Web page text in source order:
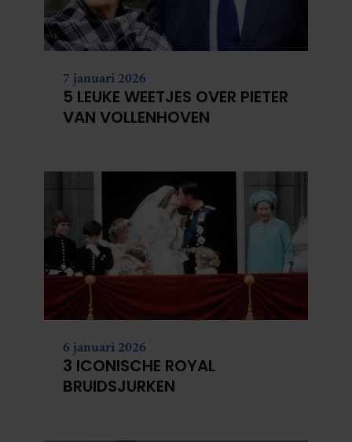
7 januari 2026
5 LEUKE WEETJES OVER PIETER
VAN VOLLENHOVEN
6 januari 2026
3 ICONISCHE ROYAL
BRUIDSJURKEN